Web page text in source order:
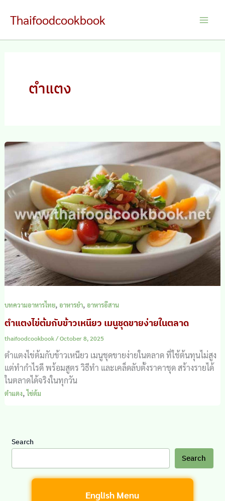
Thaifoodcookbook
ตำแตง
บทความอาหารไทย, อาหารยำ, อาหารอีสาน
ตำแตงไข่ต้มกับข้าวเหนียว เมนูชุดขายง่ายในตลาด
thaifoodcookbook/October 8, 2025
ตำแตงไข่ต้มกับข้าวเหนียว เมนูชุดขายง่ายในตลาด ที่ใช้ต้นทุนไม่สูง
แต่ทำกำไรดี พร้อมสูตร วิธีทำ และเคล็ดลับตั้งราคาชุด สร้างรายได้
ในตลาดได้จริงในทุกวัน
ตำแตง,ไข่ต้ม
Search
Search
English Menu